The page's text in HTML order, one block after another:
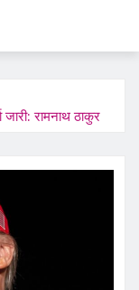
रामनाथ ठाकुर